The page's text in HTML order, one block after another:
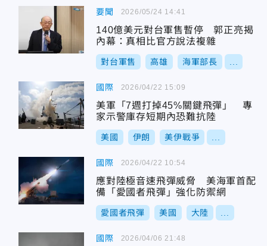
要聞
140億美元對台軍售暫停 郭正亮揭
內幕：真相比官方說法複雜
對台軍售 高雄 海軍部長
2026/05/24 14:41
國際
美軍「7週打掉45%關鍵飛彈」 專
家示警庫存短期內恐難抗陸
美國 伊朗 美伊戰爭
2026/04/22 15:09
國際
應對陸極音速飛彈威脅 美海軍首配
備「愛國者飛彈」強化防禦網
愛國者飛彈 美國 大陸
2026/04/22 10:54
國際 2026/04/06 21:48